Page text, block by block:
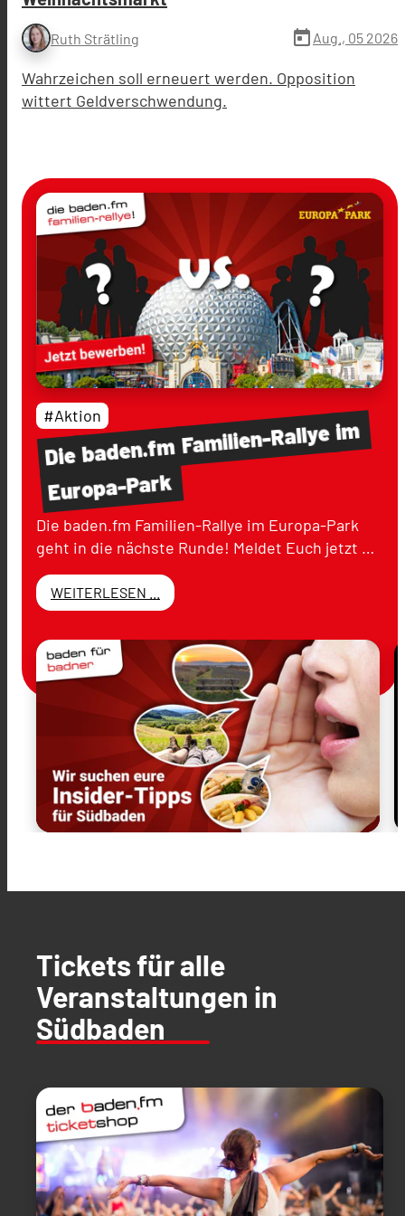
Ruth Strätling today Aug., 05 2026
Wahrzeichen soll erneuert werden. Opposition
wittert Geldverschwendung.
Diebaden.fmFamilien-Rallyeim
Europa-Park
#Aktion
Die baden.fm Familien-Rallye im Europa-Park
geht in die nächste Runde! Meldet Euch jetzt …
WEITERLESEN ...
Tickets für alle
Veranstaltungen in
Südbaden